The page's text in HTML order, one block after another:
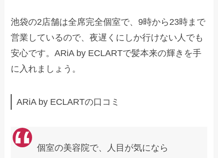
池袋の2店舗は全席完全個室で、9時から23時まで
営業しているので、夜遅くにしか行けない人でも
安心です。ARiA by ECLARTで髪本来の輝きを手
に入れましょう。
ARiA by ECLARTの口コミ
個室の美容院で、人目が気になら